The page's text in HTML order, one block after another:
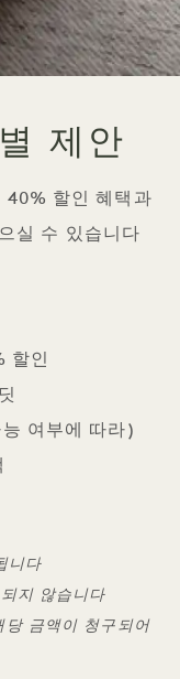
제안
40% 할인 혜택과
실 수 있습니다
할인
여부에 따라)
니다
지 않습니다
당 금액이 청구되어